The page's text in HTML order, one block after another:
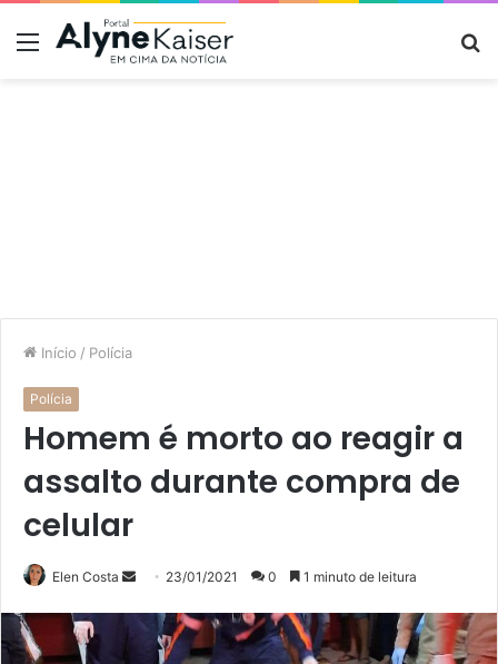
Menu
Início / Polícia
Polícia
Homem é morto ao reagir a
assalto durante compra de
celular
Elen Costa
Mande
mail
23/01/2021 0 1 minuto de leitura